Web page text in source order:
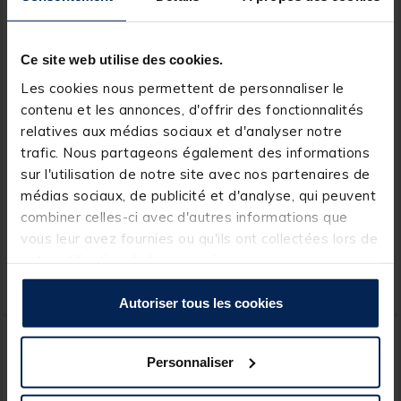
Ce site web utilise des cookies.
Les cookies nous permettent de personnaliser le
contenu et les annonces, d'offrir des fonctionnalités
relatives aux médias sociaux et d'analyser notre
trafic. Nous partageons également des informations
sur l'utilisation de notre site avec nos partenaires de
médias sociaux, de publicité et d'analyse, qui peuvent
combiner celles-ci avec d'autres informations que
vous leur avez fournies ou qu'ils ont collectées lors de
Autoriser tous les cookies
Personnaliser
BSR
Valise BSR BRUSHLESS+
LifePO4 Gen3 24V/100Ah +
chargeur étanche 10A
BSR
Valise BSR Brushless+
LifePO4 Gen3 36V/200Ah +
chargeur étanche 25A